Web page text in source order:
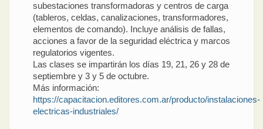
subestaciones transformadoras y centros de carga
(tableros, celdas, canalizaciones, transformadores,
elementos de comando). Incluye análisis de fallas,
acciones a favor de la seguridad eléctrica y marcos
regulatorios vigentes.
Las clases se impartirán los días 19, 21, 26 y 28 de
septiembre y 3 y 5 de octubre.
Más información:
https://capacitacion.editores.com.ar/producto/instalaciones-
electricas-industriales/